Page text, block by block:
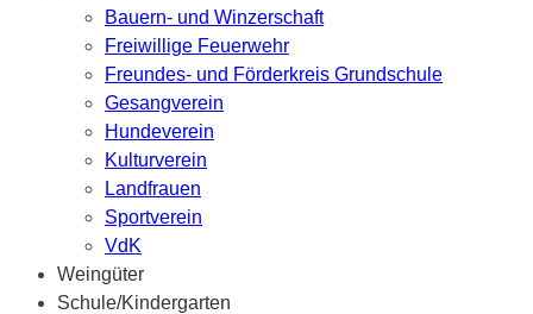
Bauern- und Winzerschaft
Freiwillige Feuerwehr
Freundes- und Förderkreis Grundschule
Gesangverein
Hundeverein
Kulturverein
Landfrauen
Sportverein
VdK
Weingüter
Schule/Kindergarten